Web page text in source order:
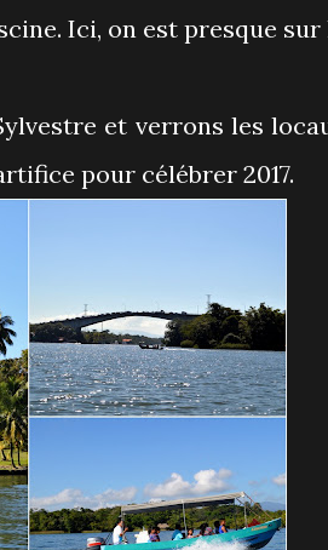
Ici, on est presque sur
et verrons les
pour célébrer 2017.